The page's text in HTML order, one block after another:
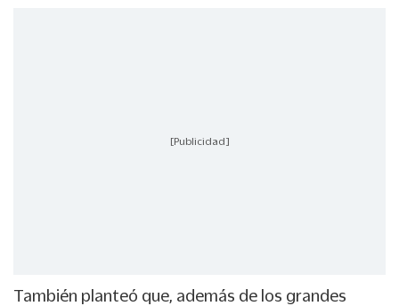
[Publicidad]
También planteó que, además de los grandes